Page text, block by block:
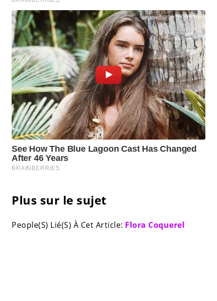
Plus sur le sujet
People(S) Lié(S) À Cet Article: Flora Coquerel